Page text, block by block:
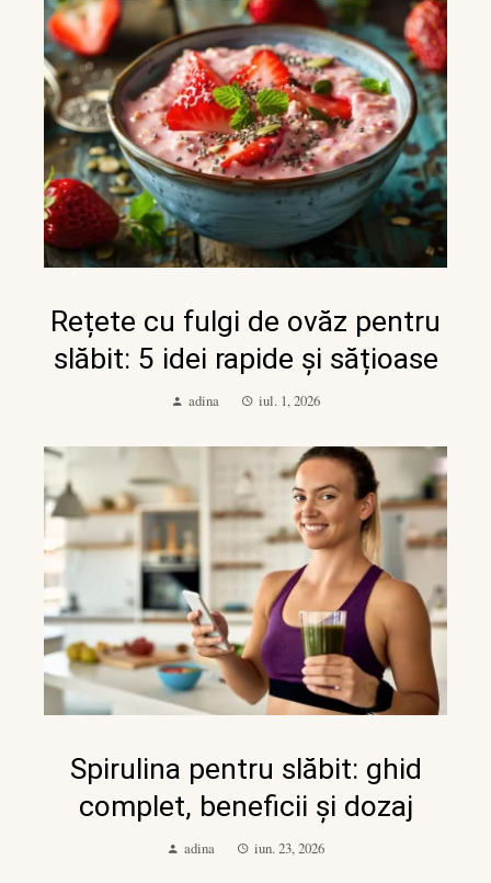
Rețete cu fulgi de ovăz pentru
slăbit: 5 idei rapide și sățioase
adina iul. 1, 2026
Spirulina pentru slăbit: ghid
complet, beneficii și dozaj
adina iun. 23, 2026